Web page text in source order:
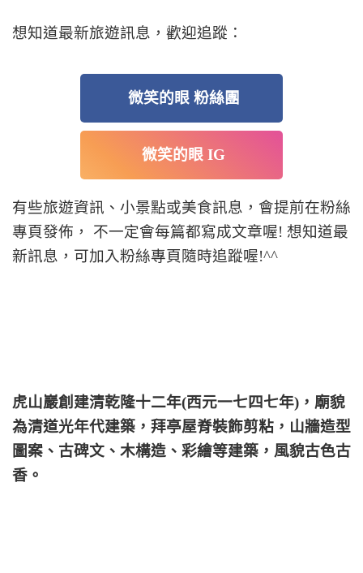
想知道最新旅遊訊息，歡迎追蹤：
微笑的眼 粉絲團
微笑的眼 IG
有些旅遊資訊、小景點或美食訊息，會提前在粉絲
專頁發佈， 不一定會每篇都寫成文章喔! 想知道最
新訊息，可加入粉絲專頁隨時追蹤喔!^^
虎山巖創建清乾隆十二年(西元一七四七年)，廟貌
為清道光年代建築，拜亭屋脊裝飾剪粘，山牆造型
圖案、古碑文、木構造、彩繪等建築，風貌古色古
香。